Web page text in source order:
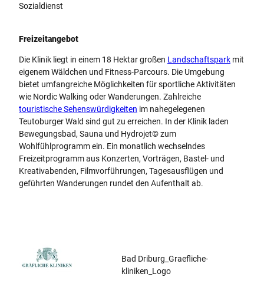
Sozialdienst
Freizeitangebot
Die Klinik liegt in einem 18 Hektar großen Landschaftspark mit
eigenem Wäldchen und Fitness-Parcours. Die Umgebung
bietet umfangreiche Möglichkeiten für sportliche Aktivitäten
wie Nordic Walking oder Wanderungen. Zahlreiche
touristische Sehenswürdigkeiten im nahegelegenen
Teutoburger Wald sind gut zu erreichen. In der Klinik laden
Bewegungsbad, Sauna und Hydrojet© zum
Wohlfühlprogramm ein. Ein monatlich wechselndes
Freizeitprogramm aus Konzerten, Vorträgen, Bastel- und
Kreativabenden, Filmvorführungen, Tagesausflügen und
geführten Wanderungen rundet den Aufenthalt ab.
Bad Driburg_Graefliche-
kliniken_Logo